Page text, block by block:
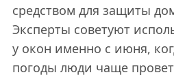
средством для защиты
Эксперты советуют
у окон именно с июня,
погоды люди чаще